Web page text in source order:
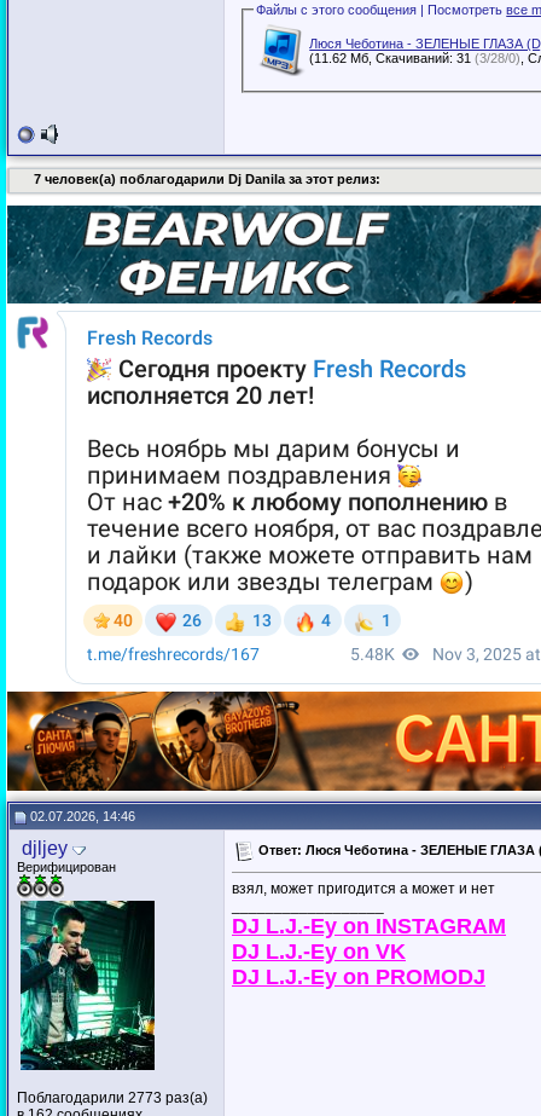
Файлы с этого сообщения | Посмотретьвсе
Люся Чеботина - ЗЕЛЕНЫЕ ГЛАЗА
(11.62 Мб, Скачиваний: 31(3/28/0)
7 человек(а) поблагодарили Dj Danila за этот релиз:
02.07.2026, 14:46
djljey
Верифицирован
Поблагодарили 2773 раз(а)
Ответ: Люся Чеботина - ЗЕЛЕНЫЕ ГЛАЗА
взял, может пригодится а может и нет
DJ L.J.-Ey on INSTAGRAM
DJ L.J.-Ey on VK
DJ L.J.-Ey on PROMODJ